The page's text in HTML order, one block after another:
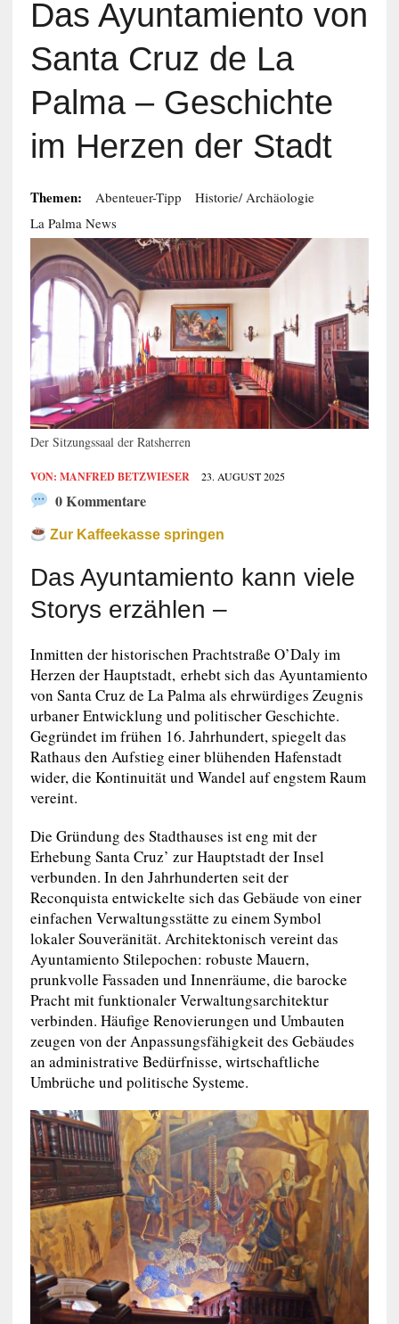
Das Ayuntamiento von
Santa Cruz de La
Palma – Geschichte
im Herzen der Stadt
Themen: Abenteuer-Tipp
Historie/ Archäologie
La Palma News
Der Sitzungssaal der Ratsherren
VON: MANFRED BETZWIESER 23. AUGUST 2025
0 Kommentare
Zur Kaffeekasse springen
Das Ayuntamiento kann viele
Storys erzählen –
Inmitten der historischen Prachtstraße O’Daly im
Herzen der Hauptstadt, erhebt sich das Ayuntamiento
von Santa Cruz de La Palma als ehrwürdiges Zeugnis
urbaner Entwicklung und politischer Geschichte.
Gegründet im frühen 16. Jahrhundert, spiegelt das
Rathaus den Aufstieg einer blühenden Hafenstadt
wider, die Kontinuität und Wandel auf engstem Raum
vereint.
Die Gründung des Stadthauses ist eng mit der
Erhebung Santa Cruz’ zur Hauptstadt der Insel
verbunden. In den Jahrhunderten seit der
Reconquista entwickelte sich das Gebäude von einer
einfachen Verwaltungsstätte zu einem Symbol
lokaler Souveränität. Architektonisch vereint das
Ayuntamiento Stilepochen: robuste Mauern,
prunkvolle Fassaden und Innenräume, die barocke
Pracht mit funktionaler Verwaltungsarchitektur
verbinden. Häufige Renovierungen und Umbauten
zeugen von der Anpassungsfähigkeit des Gebäudes
an administrative Bedürfnisse, wirtschaftliche
Umbrüche und politische Systeme.